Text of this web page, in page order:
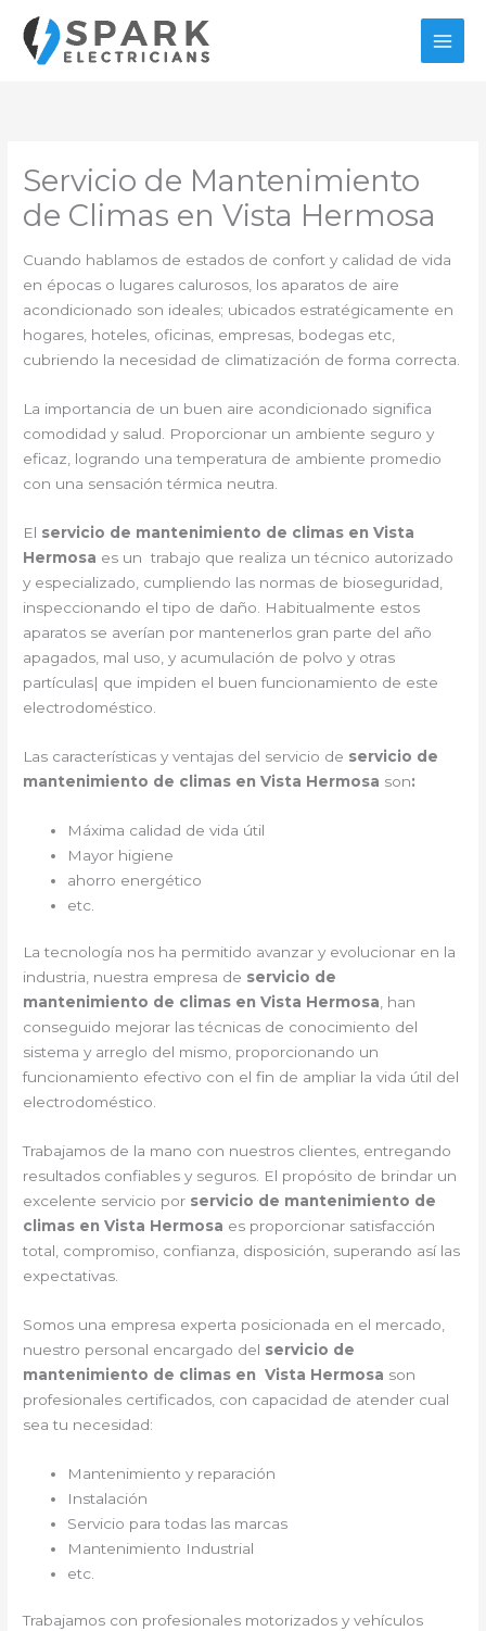
contenido
Servicio de Mantenimiento
de Climas en Vista Hermosa
Cuando hablamos de estados de confort y calidad de vida
en épocas o lugares calurosos, los aparatos de aire
acondicionado son ideales; ubicados estratégicamente en
hogares, hoteles, oficinas, empresas, bodegas etc,
cubriendo la necesidad de climatización de forma correcta.
La importancia de un buen aire acondicionado significa
comodidad y salud. Proporcionar un ambiente seguro y
eficaz, logrando una temperatura de ambiente promedio
con una sensación térmica neutra.
El servicio de mantenimiento de climas en Vista
Hermosa es un trabajo que realiza un técnico autorizado
y especializado, cumpliendo las normas de bioseguridad,
inspeccionando el tipo de daño. Habitualmente estos
aparatos se averían por mantenerlos gran parte del año
apagados, mal uso, y acumulación de polvo y otras
partículas| que impiden el buen funcionamiento de este
electrodoméstico.
Las características y ventajas del servicio de servicio de
mantenimiento de climas en Vista Hermosa son:
Máxima calidad de vida útil
Mayor higiene
ahorro energético
etc.
La tecnología nos ha permitido avanzar y evolucionar en la
industria, nuestra empresa de servicio de
mantenimiento de climas en Vista Hermosa, han
conseguido mejorar las técnicas de conocimiento del
sistema y arreglo del mismo, proporcionando un
funcionamiento efectivo con el fin de ampliar la vida útil del
electrodoméstico.
Trabajamos de la mano con nuestros clientes, entregando
resultados confiables y seguros. El propósito de brindar un
excelente servicio por servicio de mantenimiento de
climas en Vista Hermosa es proporcionar satisfacción
total, compromiso, confianza, disposición, superando así las
expectativas.
Somos una empresa experta posicionada en el mercado,
nuestro personal encargado del servicio de
mantenimiento de climas en Vista Hermosa son
profesionales certificados, con capacidad de atender cual
sea tu necesidad:
Mantenimiento y reparación
Instalación
Servicio para todas las marcas
Mantenimiento Industrial
etc.
Trabajamos con profesionales motorizados y vehículos